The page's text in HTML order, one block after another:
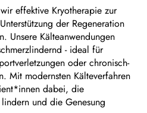
effektive Kryotherapie zur
der Regeneration
Unsere Kälteanwendungen
- ideal für
oder chronisch-
Mit modernsten Kälteverfahren
dabei, die
und die Genesung